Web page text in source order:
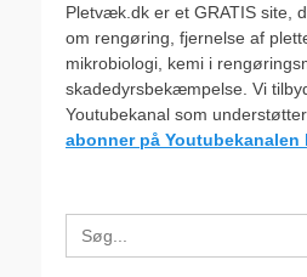
Pletvæk.dk er et GRATIS site,
om rengøring, fjernelse af
mikrobiologi, kemi i
skadedyrsbekæmpelse. Vi
Youtubekanal som
abonner på Youtubekanalen
Search
for: